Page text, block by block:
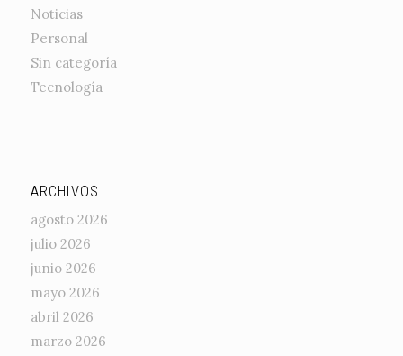
Noticias
Personal
Sin categoría
Tecnología
ARCHIVOS
agosto 2026
julio 2026
junio 2026
mayo 2026
abril 2026
marzo 2026